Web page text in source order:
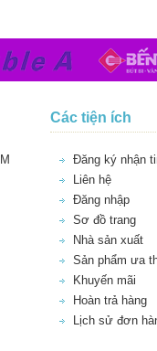
Các tiện ích
Đăng ký nhận
Liên hệ
Đăng nhập
Sơ đồ trang
Nhà sản xuất
Sản phẩm ưa
Khuyến mãi
Hoàn trả hàng
Lịch sử đơn